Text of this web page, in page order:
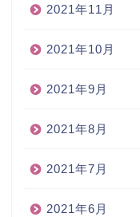
2021年11月
2021年10月
2021年9月
2021年8月
2021年7月
2021年6月